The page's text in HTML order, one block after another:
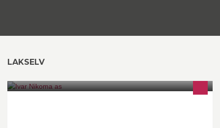
LAKSELV